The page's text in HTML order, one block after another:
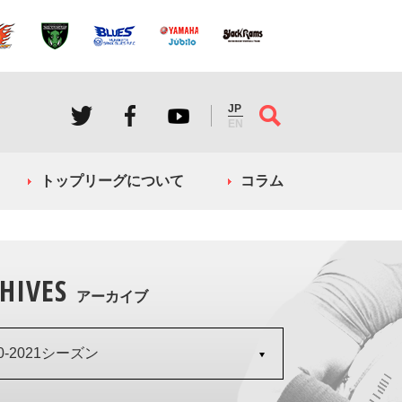
JP
EN
トップリーグについて コラム
アーカイブ
2021シーズン